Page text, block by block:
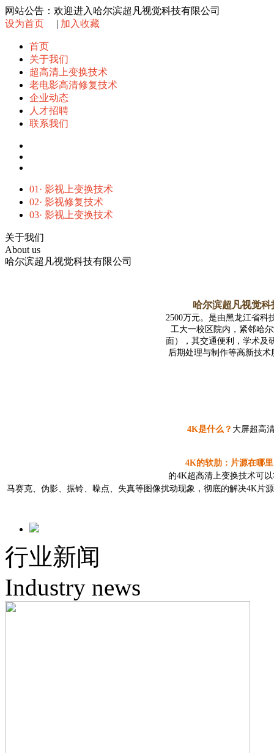
网站公告：欢迎进入哈尔滨超凡视觉科技有限公司
设为首页
| 加入收藏
首页
关于我们
超高清上变换技术
老电影高清修复技术
企业动态
人才招聘
联系我们
01· 影视上变换技术
02· 影视修复技术
03· 影视上变换技术
关于我们
About us
哈尔滨超凡视觉科技有限公司
哈尔滨超凡视觉科
2500万元。是由黑龙江省科
工大一校区院内，紧邻哈
面），其交通便利，学术及
后期处理与制作等高新技
4K是什么？ 大屏超高
4K的软肋：片源在哪
的4K超高清上变换技术可
马赛克、伪影、振铃、噪点、失真等图像扰动现象，彻底的解决4K片
老电影是胶片电影，随着时间的推移，难免会出现霉变、污染、脱
这是一个非常耗时的工作，数据显示，20人一组的团队需要花费3年
行业新闻
Industry news